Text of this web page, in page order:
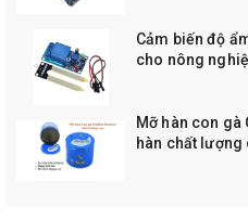
Cảm biến độ
cho nông
Mỡ hàn con
hàn chất